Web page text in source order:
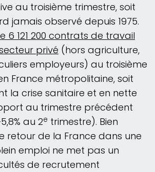
au troisième trimestre, soit
jamais observé depuis 1975.
6 121 200 contrats de travail
privé (hors agriculture,
employeurs) au troisième
France métropolitaine, soit
la crise sanitaire et en nette
au trimestre précédent
au 2e trimestre). Bien
retour de la France dans une
emploi ne met pas un
de recrutement